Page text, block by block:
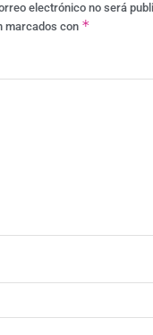
electrónico no será
marcados con *